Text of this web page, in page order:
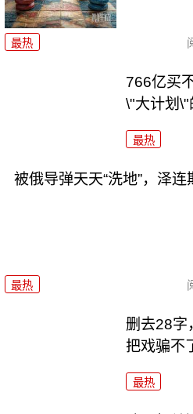
最热
766亿买
\"大计划\"
最热
被俄导弹天天“洗地”，泽连
最热
删去28字
把戏骗不
最热